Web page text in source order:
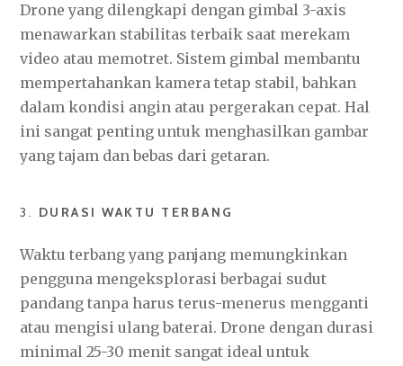
Drone yang dilengkapi dengan gimbal 3-axis
menawarkan stabilitas terbaik saat merekam
video atau memotret. Sistem gimbal membantu
mempertahankan kamera tetap stabil, bahkan
dalam kondisi angin atau pergerakan cepat. Hal
ini sangat penting untuk menghasilkan gambar
yang tajam dan bebas dari getaran.
3. DURASI WAKTU TERBANG
Waktu terbang yang panjang memungkinkan
pengguna mengeksplorasi berbagai sudut
pandang tanpa harus terus-menerus mengganti
atau mengisi ulang baterai. Drone dengan durasi
minimal 25-30 menit sangat ideal untuk